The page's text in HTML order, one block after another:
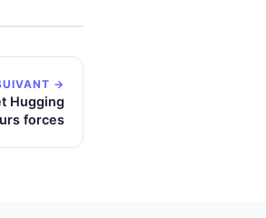
→
Hugging
forces